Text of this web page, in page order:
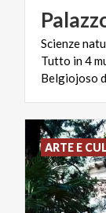
Scienze
Tutto in 4
Belgiojoso
ARTE E